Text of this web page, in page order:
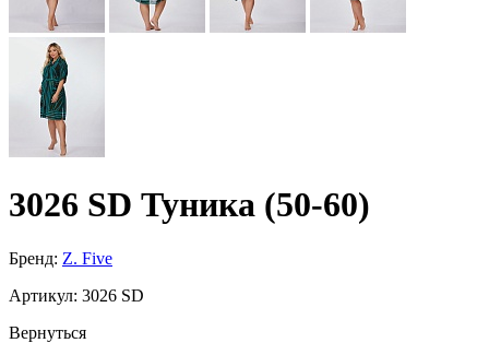
3026 SD Туника (50-60)
Бренд: Z. Five
Артикул: 3026 SD
Вернуться